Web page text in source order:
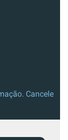
Cancele